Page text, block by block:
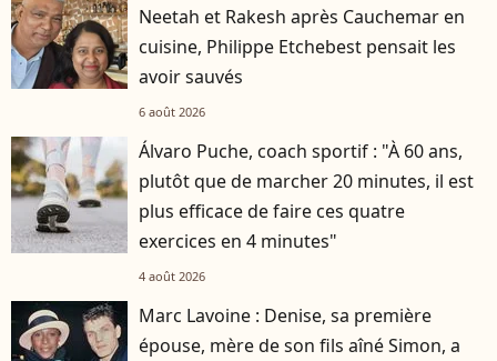
Neetah et Rakesh après Cauchemar en
cuisine, Philippe Etchebest pensait les
avoir sauvés
6 août 2026
Álvaro Puche, coach sportif : "À 60 ans,
plutôt que de marcher 20 minutes, il est
plus efficace de faire ces quatre
exercices en 4 minutes"
4 août 2026
Marc Lavoine : Denise, sa première
épouse, mère de son fils aîné Simon, a